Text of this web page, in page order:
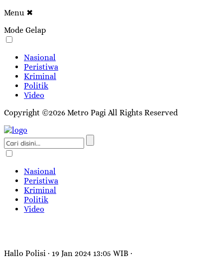
Menu ✖
Mode Gelap
Nasional
Peristiwa
Kriminal
Politik
Video
Copyright ©2026 Metro Pagi All Rights Reserved
Nasional
Peristiwa
Kriminal
Politik
Video
Hallo Polisi · 19 Jan 2024 13:05 WIB ·